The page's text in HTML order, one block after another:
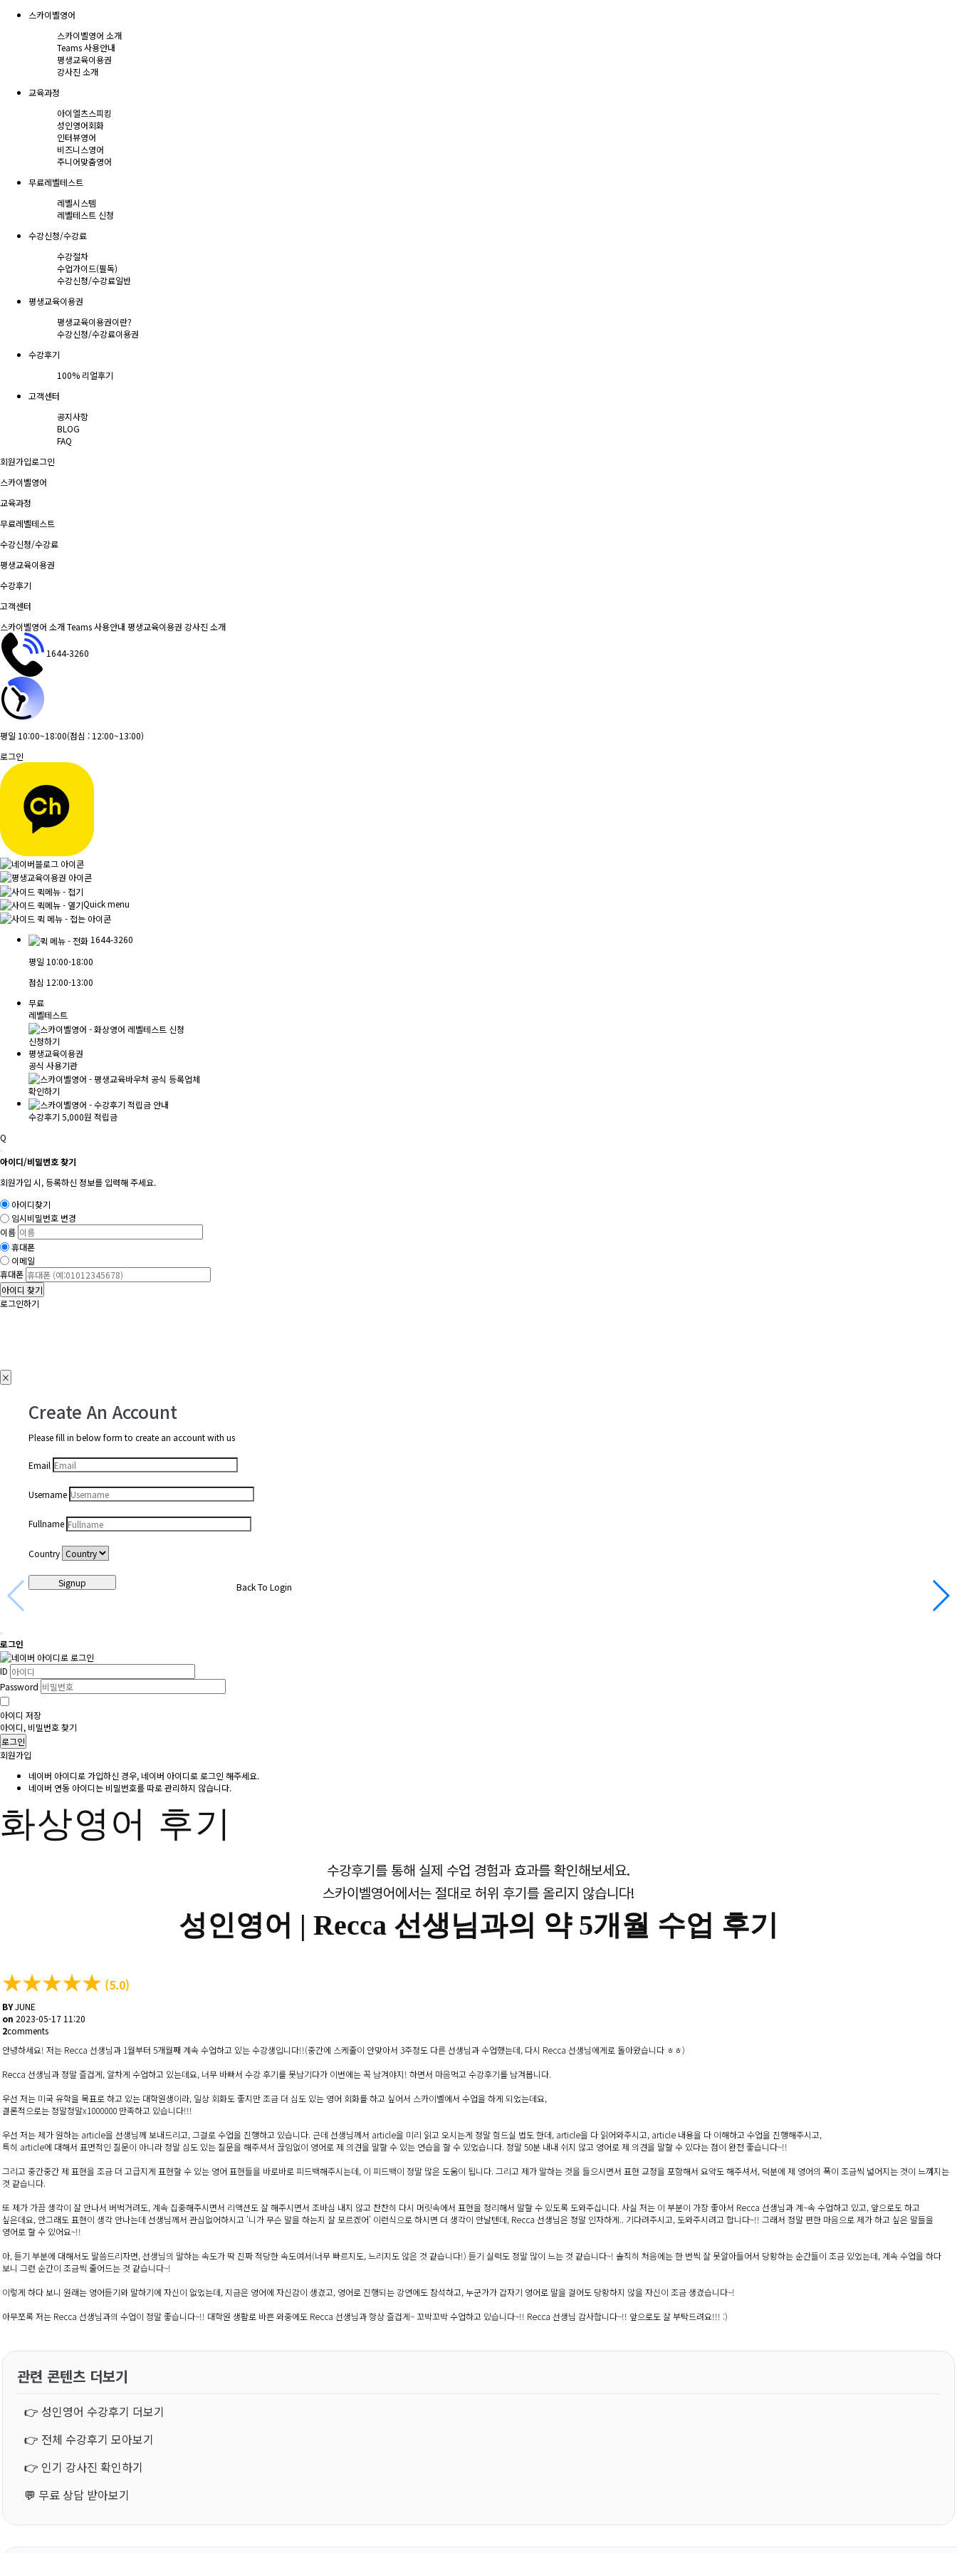
스카이벨영어
스카이벨영어 소개
Teams 사용안내
평생교육이용권
강사진 소개
교육과정
아이엘츠스피킹
성인영어회화
인터뷰영어
비즈니스영어
주니어맞춤영어
무료레벨테스트
레벨시스템
레벨테스트 신청
수강신청/수강료
수강절차
수업가이드(필독)
수강신청/수강료일반
평생교육이용권
평생교육이용권이란?
수강신청/수강료이용권
수강후기
100% 리얼후기
고객센터
공지사항
BLOG
FAQ
회원가입로그인
스카이벨영어
교육과정
무료레벨테스트
수강신청/수강료
평생교육이용권
수강후기
고객센터
스카이벨영어 소개Teams 사용안내 평생교육이용권 강사진 소개
1644-3260
평일 10:00~18:00(점심 : 12:00~13:00)
로그인
Quick menu
1644-3260
평일 10:00-18:00
점심 12:00-13:00
무료
레벨테스트
신청하기
평생교육이용권
공식 사용기관
확인하기
수강후기 5,000원 적립금
Q
아이디/비밀번호 찾기
회원가입 시, 등록하신 정보를 입력해 주세요.
아이디찾기
임시비밀번호 변경
이름
휴대폰
이메일
휴대폰
아이디 찾기
로그인하기
×
Create An Account
Please fill in below form to create an account with us
Email
Username
Fullname
Country
Signup Back To Login
로그인
ID
Password
아이디 저장
아이디, 비밀번호 찾기
로그인
회원가입
네이버 아이디로 가입하신 경우, 네이버 아이디로 로그인 해주세요.
네이버 연동 아이디는 비밀번호를 따로 관리하지 않습니다.
화상영어 후기
수강후기를 통해 실제 수업 경험과 효과를 확인해보세요.
스카이벨영어에서는 절대로 허위 후기를 올리지 않습니다!
성인영어 | Recca 선생님과의 약 5개월 수업 후기
★★★★★ (5.0)
BYJUNE
on 2023-05-17 11:20
2comments
안녕하세요! 저는 Recca 선생님과 1월부터 5개월째 계속 수업하고 있는 수강생입니다!!(중간에 스케줄이 안맞아서 3주정도 다른 선생님과 수업했는데, 다시 Recca 선생님에게로 돌아왔습니다 ㅎㅎ)
Recca 선생님과 정말 즐겁게, 알차게 수업하고 있는데요, 너무 바빠서 수강 후기를 못남기다가 이번에는 꼭 남겨야지! 하면서 마음먹고 수강후기를 남겨봅니다.
우선 저는 미국 유학을 목표로 하고 있는 대학원생이라, 일상 회화도 좋지만 조금 더 심도 있는 영어 회화를 하고 싶어서 스카이벨에서 수업을 하게 되었는데요,
결론적으로는 정말정말x1000000 만족하고 있습니다!!!
우선 저는 제가 원하는 article을 선생님께 보내드리고, 그걸로 수업을 진행하고 있습니다. 근데 선생님께서 article을 미리 읽고 오시는게 정말 힘드실 법도 한데, article을 다 읽어와주시고, article 내용을 다 이해하고 수업을 진행해주시고,
특히 article에 대해서 표면적인 질문이 아니라 정말 심도 있는 질문을 해주셔서 끊임없이 영어로 제 의견을 말할 수 있는 연습을 할 수 있었습니다. 정말 50분 내내 쉬지 않고 영어로 제 의견을 말할 수 있다는 점이 완전 좋습니다~!!
그리고 중간중간 제 표현을 조금 더 고급지게 표현할 수 있는 영어 표현들을 바로바로 피드백해주시는데, 이 피드백이 정말 많은 도움이 됩니다. 그리고 제가 말하는 것을 들으시면서 표현 교정을 포함해서 요약도 해주셔서, 덕분에 제 영어의 폭이 조금씩 넓어지는 것이 느껴지는
것 같습니다.
또 제가 가끔 생각이 잘 안나서 버벅거려도, 계속 집중해주시면서 리액션도 잘 해주시면서 조바심 내지 않고 찬찬히 다시 머릿속에서 표현을 정리해서 말할 수 있도록 도와주십니다. 사실 저는 이 부분이 가장 좋아서 Recca 선생님과 계~속 수업하고 있고, 앞으로도 하고
싶은데요, 안그래도 표현이 생각 안나는데 선생님께서 관심없어하시고 '니가 무슨 말을 하는지 잘 모르겠어' 이런식으로 하시면 더 생각이 안날텐데, Recca 선생님은 정말 인자하게.. 기다려주시고, 도와주시려고 합니다~!! 그래서 정말 편한 마음으로 제가 하고 싶은 말들을
영어로 할 수 있어요~!!
아, 듣기 부분에 대해서도 말씀드리자면, 선생님의 말하는 속도가 딱 진짜 적당한 속도여서(너무 빠르지도, 느리지도 않은 것 같습니다!) 듣기 실력도 정말 많이 느는 것 같습니다~! 솔직히 처음에는 한 번씩 잘 못알아들어서 당황하는 순간들이 조금 있었는데, 계속 수업을 하다
보니 그런 순간이 조금씩 줄어드는 것 같습니다~!
이렇게 하다 보니 원래는 영어듣기와 말하기에 자신이 없었는데, 지금은 영어에 자신감이 생겼고, 영어로 진행되는 강연에도 참석하고, 누군가가 갑자기 영어로 말을 걸어도 당황하지 않을 자신이 조금 생겼습니다~!
아무쪼록 저는 Recca 선생님과의 수업이 정말 좋습니다~!! 대학원 생활로 바쁜 와중에도 Recca 선생님과 항상 즐겁게~ 꼬박꼬박 수업하고 있습니다~!! Recca 선생님 감사합니다~!! 앞으로도 잘 부탁드려요!!! :)
관련 콘텐츠 더보기
👉 성인영어 수강후기 더보기
👉 전체 수강후기 모아보기
👉 인기 강사진 확인하기
💬 무료 상담 받아보기